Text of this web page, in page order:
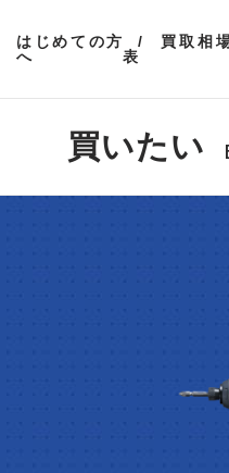
はじめての方
へ
買取相
表
買いたい